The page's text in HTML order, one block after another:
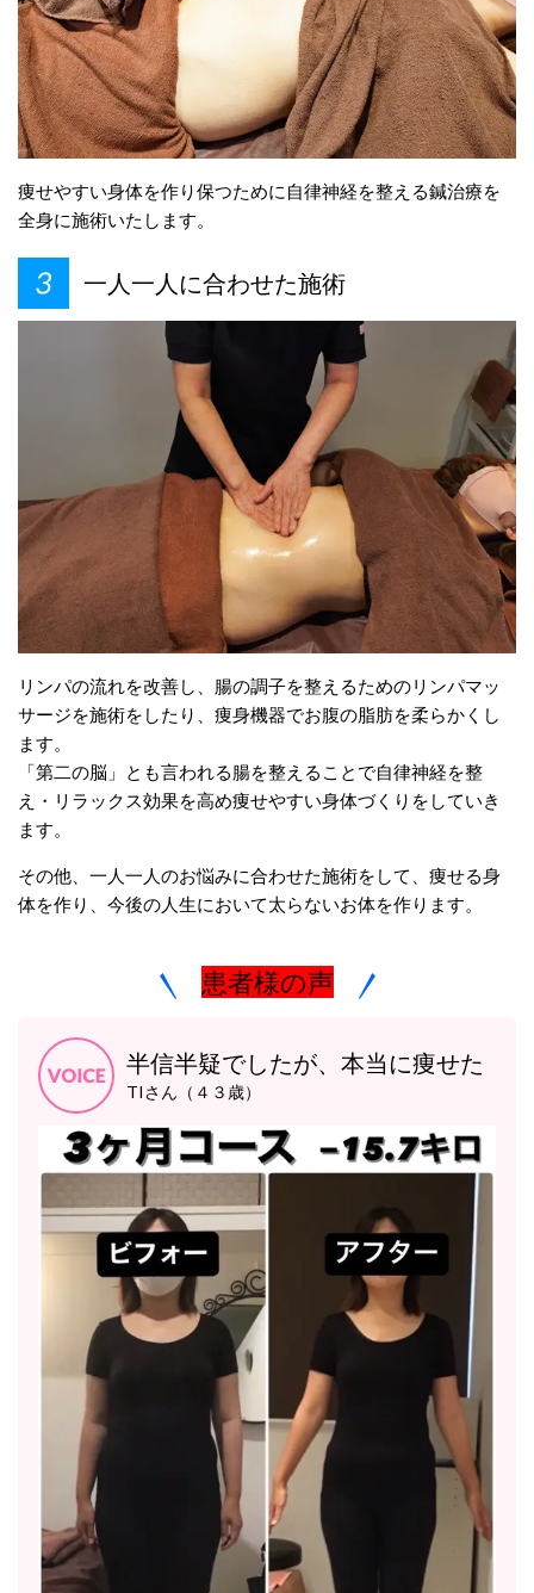
痩せやすい身体を作り保つために自律神経を整える鍼治療を
全身に施術いたします。
一人一人に合わせた施術
リンパの流れを改善し、腸の調子を整えるためのリンパマッ
サージを施術をしたり、痩身機器でお腹の脂肪を柔らかくし
ます。
「第二の脳」とも言われる腸を整えることで自律神経を整
え・リラックス効果を高め痩せやすい身体づくりをしていき
ます。
その他、一人一人のお悩みに合わせた施術をして、痩せる身
体を作り、今後の人生において太らないお体を作ります。
患者様の声
半信半疑でしたが、本当に痩せた
TIさん（４３歳）